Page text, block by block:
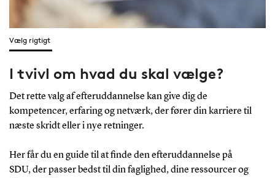
Vælg rigtigt
I tvivl om hvad du skal vælge?
Det rette valg af efteruddannelse kan give dig de
kompetencer, erfaring og netværk, der fører din karriere til
næste skridt eller i nye retninger.
Her får du en guide til at finde den efteruddannelse på
SDU, der passer bedst til din faglighed, dine ressourcer og